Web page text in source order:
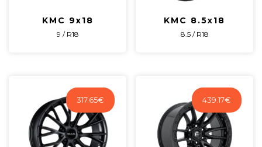
KMC 9x18
9 / R18
KMC 8.5x18
8.5 / R18
317.65€ 439.17€